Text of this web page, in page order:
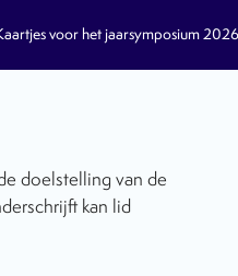
voor het jaarsymposium
doelstelling van de
kan lid